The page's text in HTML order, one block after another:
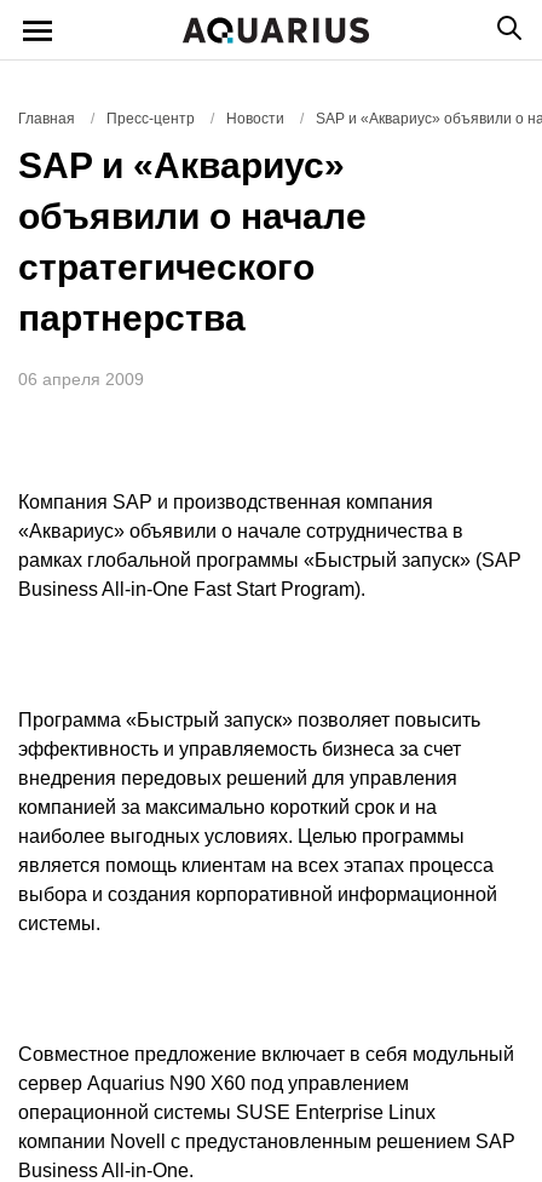
Главная / Пресс-центр / Новости / SAP и «Аквариус» объявили о
SAP и «Аквариус»
объявили о начале
стратегического
партнерства
06 апреля 2009
Компания SAP и производственная компания
«Аквариус» объявили о начале сотрудничества в
рамках глобальной программы «Быстрый запуск» (SAP
Business All-in-One Fast Start Program).
Программа «Быстрый запуск» позволяет повысить
эффективность и управляемость бизнеса за счет
внедрения передовых решений для управления
компанией за максимально короткий срок и на
наиболее выгодных условиях. Целью программы
является помощь клиентам на всех этапах процесса
выбора и создания корпоративной информационной
системы.
Совместное предложение включает в себя модульный
сервер Aquarius N90 X60 под управлением
операционной системы SUSE Enterprise Linux
компании Novell с предустановленным решением SAP
Business All-in-One.